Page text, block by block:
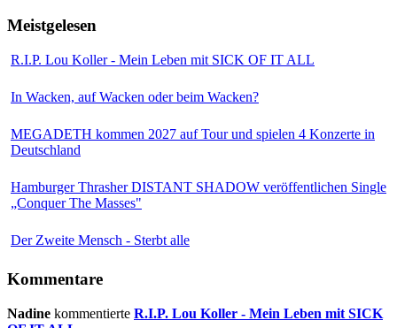
Meistgelesen
R.I.P. Lou Koller - Mein Leben mit SICK OF IT ALL
In Wacken, auf Wacken oder beim Wacken?
MEGADETH kommen 2027 auf Tour und spielen 4 Konzerte in
Deutschland
Hamburger Thrasher DISTANT SHADOW veröffentlichen Single
„Conquer The Masses"
Der Zweite Mensch - Sterbt alle
Kommentare
Nadine kommentierte R.I.P. Lou Koller - Mein Leben mit SICK